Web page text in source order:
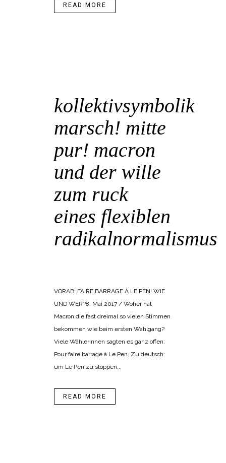
READ MORE
kollektivsymbolik
marsch! mitte
pur! macron
und der wille
zum ruck
eines flexiblen
radikalnormalismus
VORAB: FAIRE BARRAGE À LE PEN! WIE
UND WER?8. Mai 2017 / Woher hat
Macron die fast dreimal so vielen Stimmen
bekommen wie beim ersten Wahlgang?
Viele Wählerinnen sagten es ganz offen:
Pour faire barrage à Le Pen. Zu deutsch:
um Le Pen zu stoppen...
READ MORE